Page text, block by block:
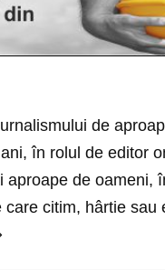
de
în rolul de editor
aproape de oameni,
citim, hârtie